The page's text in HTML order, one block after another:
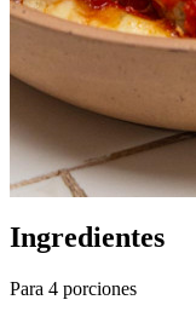
Ingredientes
Para 4 porciones